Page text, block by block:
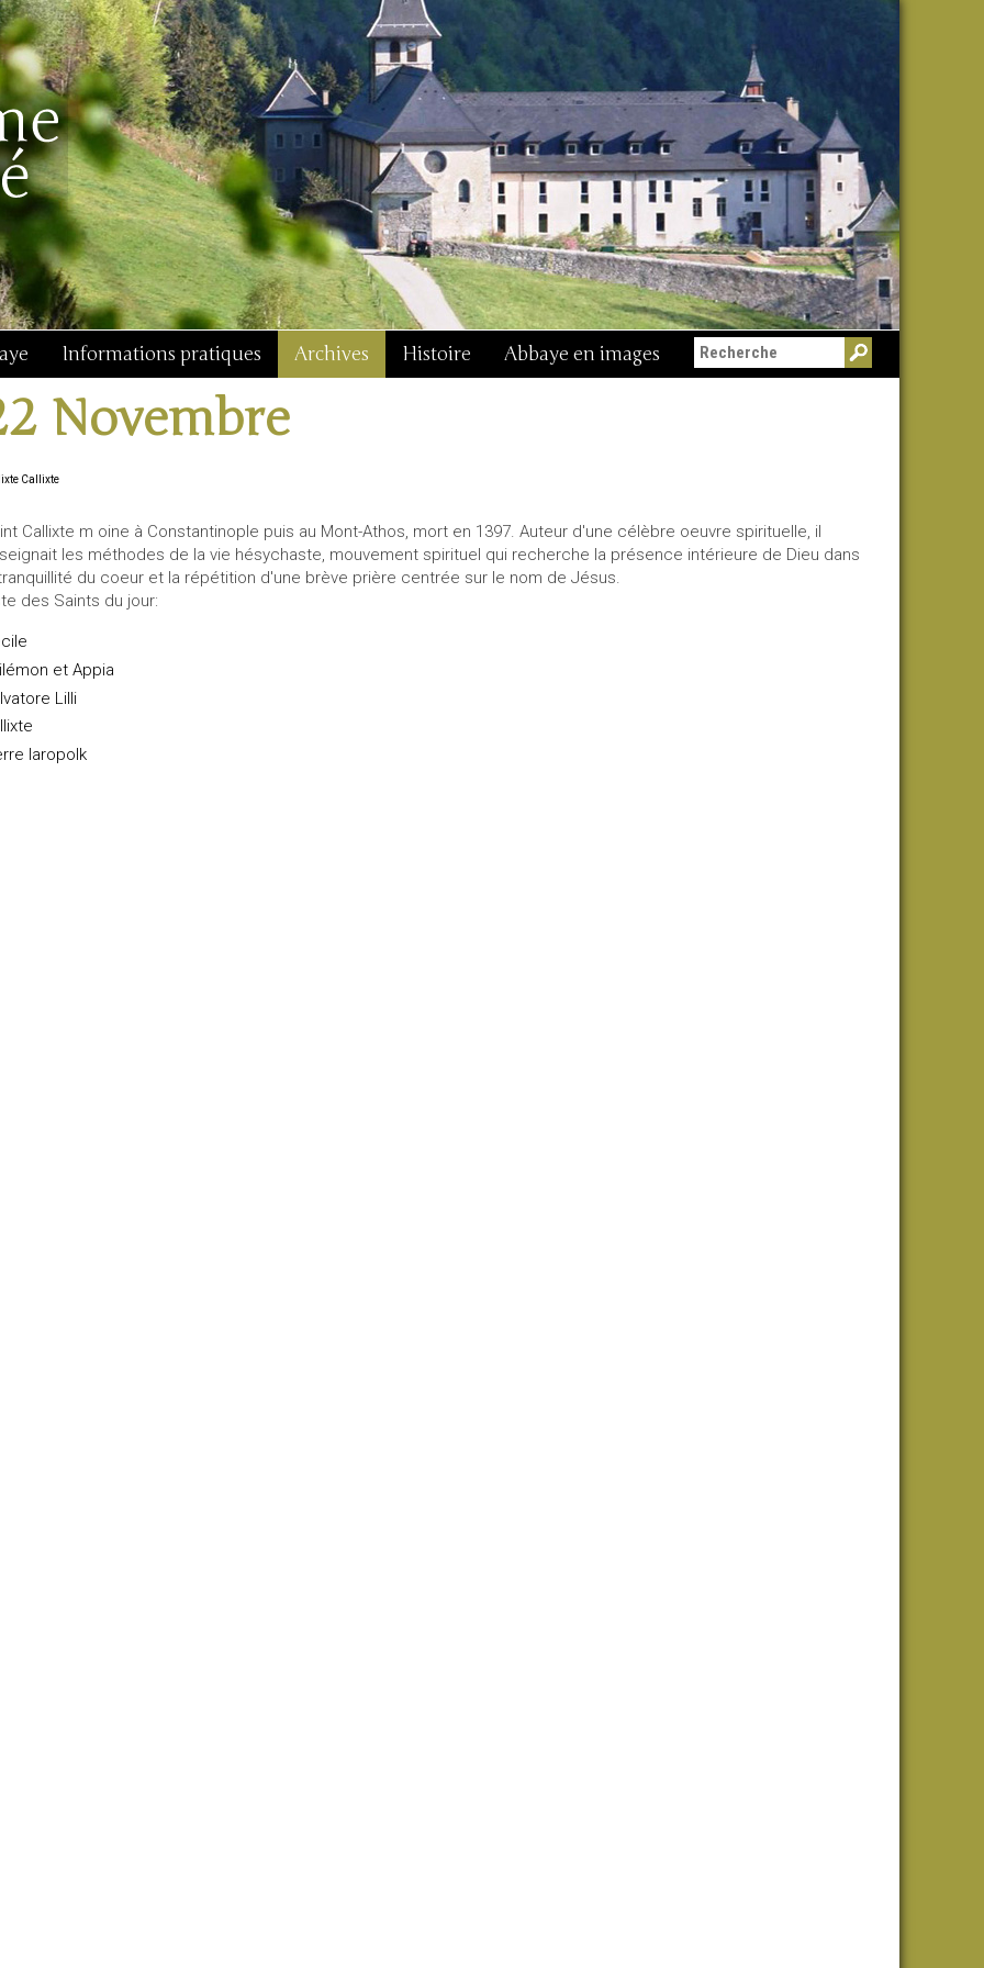
Informations pratiques Archives Histoire Abbaye en images
Novembre
Callixte
Callixte m oine à Constantinople puis au Mont-Athos, mort en 1397. Auteur d'une célèbre oeuvre spirituelle, il
les méthodes de la vie hésychaste, mouvement spirituel qui recherche la présence intérieure de Dieu dans
du coeur et la répétition d'une brève prière centrée sur le nom de Jésus.
des Saints du jour:
et Appia
Lilli
Iaropolk